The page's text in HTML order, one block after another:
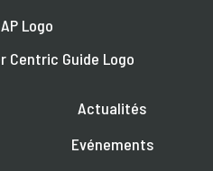
Actualités
Evénements